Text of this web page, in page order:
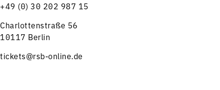
+49 (0) 30 202 987 15
Charlottenstraße 56
10117 Berlin
tickets@rsb-online.de